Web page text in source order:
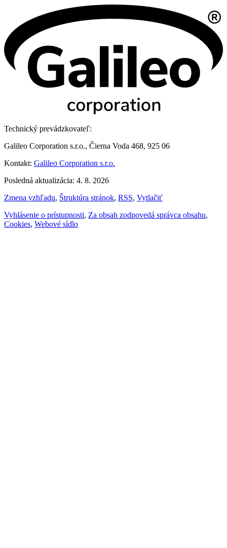
Technický prevádzkovateľ:
Galileo Corporation s.r.o., Čierna Voda 468, 925 06
Kontakt: Galileo Corporation s.r.o.
Posledná aktualizácia: 4. 8. 2026
Zmena vzhľadu, Štruktúra stránok, RSS, Vytlačiť
Vyhlásenie o prístupnosti, Za obsah zodpovedá správca obsahu,
Cookies, Webové sídlo